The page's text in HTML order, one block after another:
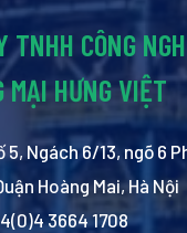
TNHH CÔNG
MẠI HƯNG VIỆT
5, Ngách 6/13, ngõ 6
Hoàng Mai, Hà Nội
3664 1708